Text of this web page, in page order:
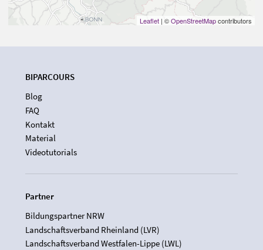
Leaflet | ©OpenStreetMapcontributors
BIPARCOURS
Blog
FAQ
Kontakt
Material
Videotutorials
Partner
Bildungspartner NRW
Landschaftsverband Rheinland (LVR)
Landschaftsverband Westfalen-Lippe (LWL)